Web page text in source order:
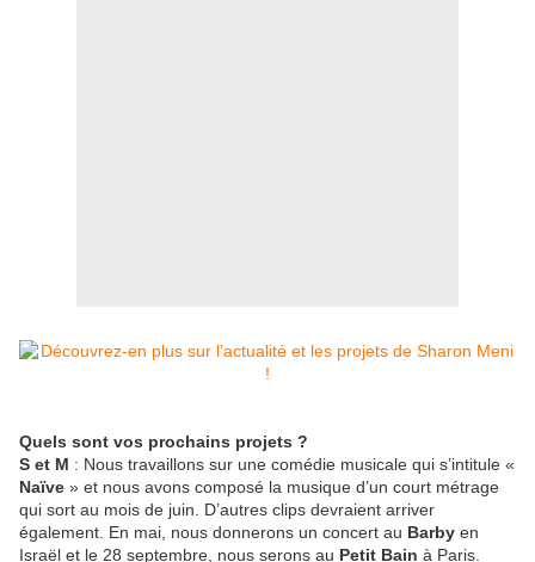
Quels sont vos prochains projets ?
S et M : Nous travaillons sur une comédie musicale qui s’intitule «
Naïve » et nous avons composé la musique d’un court métrage
qui sort au mois de juin. D’autres clips devraient arriver
également. En mai, nous donnerons un concert au Barby en
Israël et le 28 septembre, nous serons au Petit Bain à Paris.